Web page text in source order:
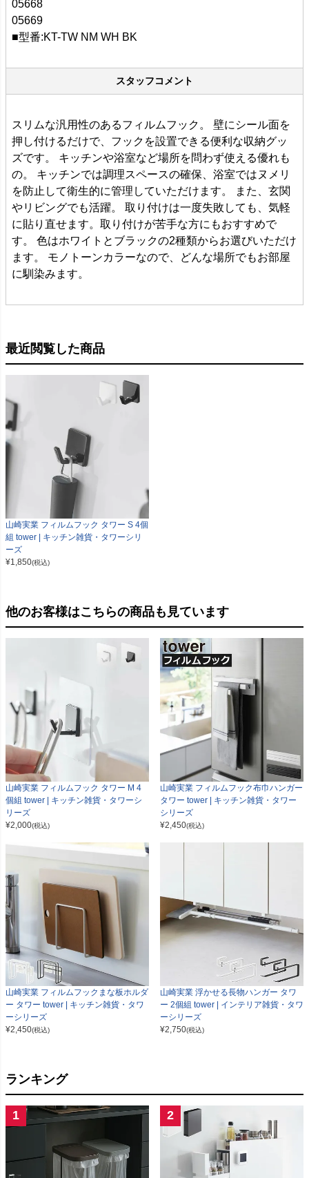
05668
05669
■型番:KT-TW NM WH BK
スタッフコメント
スリムな汎用性のあるフィルムフック。 壁にシール面を
押し付けるだけで、フックを設置できる便利な収納グッ
ズです。 キッチンや浴室など場所を問わず使える優れも
の。 キッチンでは調理スペースの確保、浴室ではヌメリ
を防止して衛生的に管理していただけます。 また、玄関
やリビングでも活躍。 取り付けは一度失敗しても、気軽
に貼り直せます。取り付けが苦手な方にもおすすめで
す。 色はホワイトとブラックの2種類からお選びいただけ
ます。 モノトーンカラーなので、どんな場所でもお部屋
に馴染みます。
最近閲覧した商品
山崎実業 フィルムフック タワー S 4個
組 tower | キッチン雑貨・タワーシリ
ーズ
¥1,850(税込)
他のお客様はこちらの商品も見ています
山崎実業 フィルムフック タワー M 4
個組 tower | キッチン雑貨・タワーシ
リーズ
¥2,000(税込)
山崎実業 フィルムフック布巾ハンガー
タワー tower | キッチン雑貨・タワー
シリーズ
¥2,450(税込)
山崎実業 フィルムフックまな板ホルダ
ー タワー tower | キッチン雑貨・タワ
ーシリーズ
¥2,450(税込)
山崎実業 浮かせる長物ハンガー タワ
ー 2個組 tower | インテリア雑貨・タワ
ーシリーズ
¥2,750(税込)
ランキング
1 2